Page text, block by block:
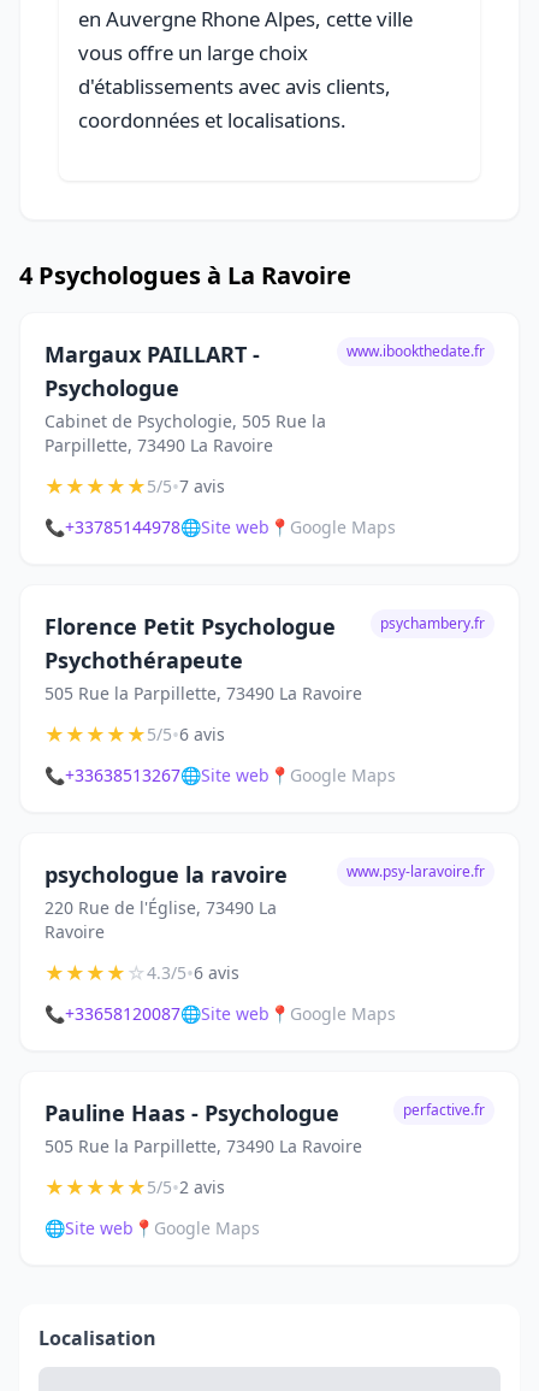
en Auvergne Rhone Alpes, cette ville
vous offre un large choix
d'établissements avec avis clients,
coordonnées et localisations.
4 Psychologues à La Ravoire
Margaux PAILLART -
Psychologue
Cabinet de Psychologie, 505 Rue la
Parpillette, 73490 La Ravoire
www.ibookthedate.fr
★★★★★5/5•7 avis
📞+33785144978🌐Site web 📍 Google Maps
Florence Petit Psychologue
Psychothérapeute
505 Rue la Parpillette, 73490 La Ravoire
psychambery.fr
★★★★★5/5•6 avis
📞+33638513267🌐Site web 📍 Google Maps
psychologue la ravoire
220 Rue de l'Église, 73490 La
Ravoire
www.psy-laravoire.fr
★★★★☆4.3/5•6 avis
📞+33658120087🌐Site web 📍 Google Maps
Pauline Haas - Psychologue
505 Rue la Parpillette, 73490 La Ravoire
perfactive.fr
★★★★★5/5•2 avis
🌐Site web 📍 Google Maps
Localisation